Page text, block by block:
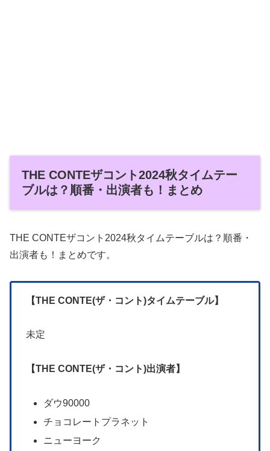
THE CONTEザコント2024秋タイムテー
ブルは？順番・出演者も！まとめ
THE CONTEザコント2024秋タイムテーブルは？順番・
出演者も！まとめです。
【THE CONTE(ザ・コント)タイムテーブル】
未定
【THE CONTE(ザ・コント)出演者】
ダウ90000
チョコレートプラネット
ニューヨーク